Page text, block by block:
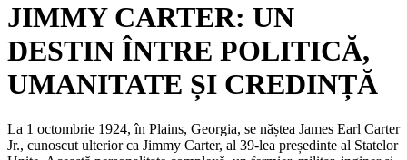
JIMMY CARTER: UN
DESTIN ÎNTRE POLITICĂ,
UMANITATE ȘI CREDINȚĂ
La 1 octombrie 1924, în Plains, Georgia, se năștea James Earl Carter
Jr., cunoscut ulterior ca Jimmy Carter, al 39-lea președinte al Statelor